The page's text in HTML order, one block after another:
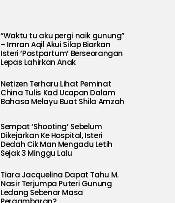
“Waktu tu aku pergi naik gunung”
– Imran Aqil Akui Silap Biarkan
Isteri ‘Postpartum’ Berseorangan
Lepas Lahirkan Anak
Netizen Terharu Lihat Peminat
China Tulis Kad Ucapan Dalam
Bahasa Melayu Buat Shila Amzah
Sempat ‘Shooting’ Sebelum
Dikejarkan Ke Hospital, Isteri
Dedah Cik Man Mengadu Letih
Sejak 3 Minggu Lalu
Tiara Jacquelina Dapat Tahu M.
Nasir Terjumpa Puteri Gunung
Ledang Sebenar Masa